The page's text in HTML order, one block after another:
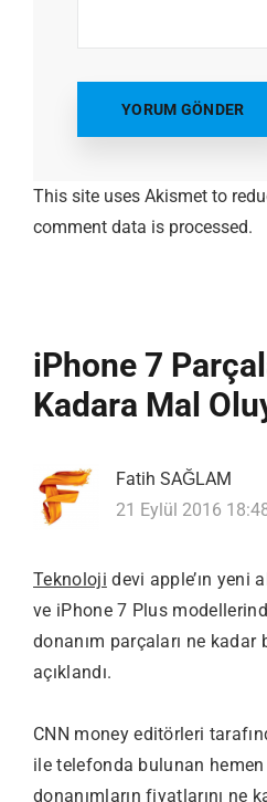
This site uses Akismet to
comment data is processed.
iPhone 7
Kadara Mal
Fatih SAĞLAM
21 Eylül 2016
Teknoloji devi apple’ın yeni
ve iPhone 7 Plus
donanım parçaları ne
açıklandı.
CNN money editörleri
ile telefonda bulunan
donanımların fiyatlarını ne